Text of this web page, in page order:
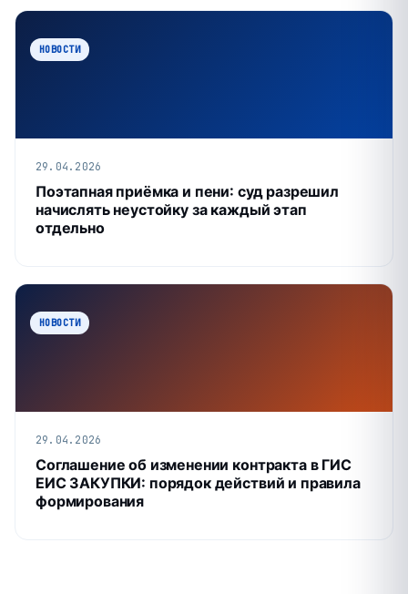
НОВОСТИ
29.04.2026
Поэтапная приёмка и пени: суд разрешил
начислять неустойку за каждый этап
отдельно
НОВОСТИ
29.04.2026
Соглашение об изменении контракта в ГИС
ЕИС ЗАКУПКИ: порядок действий и правила
формирования